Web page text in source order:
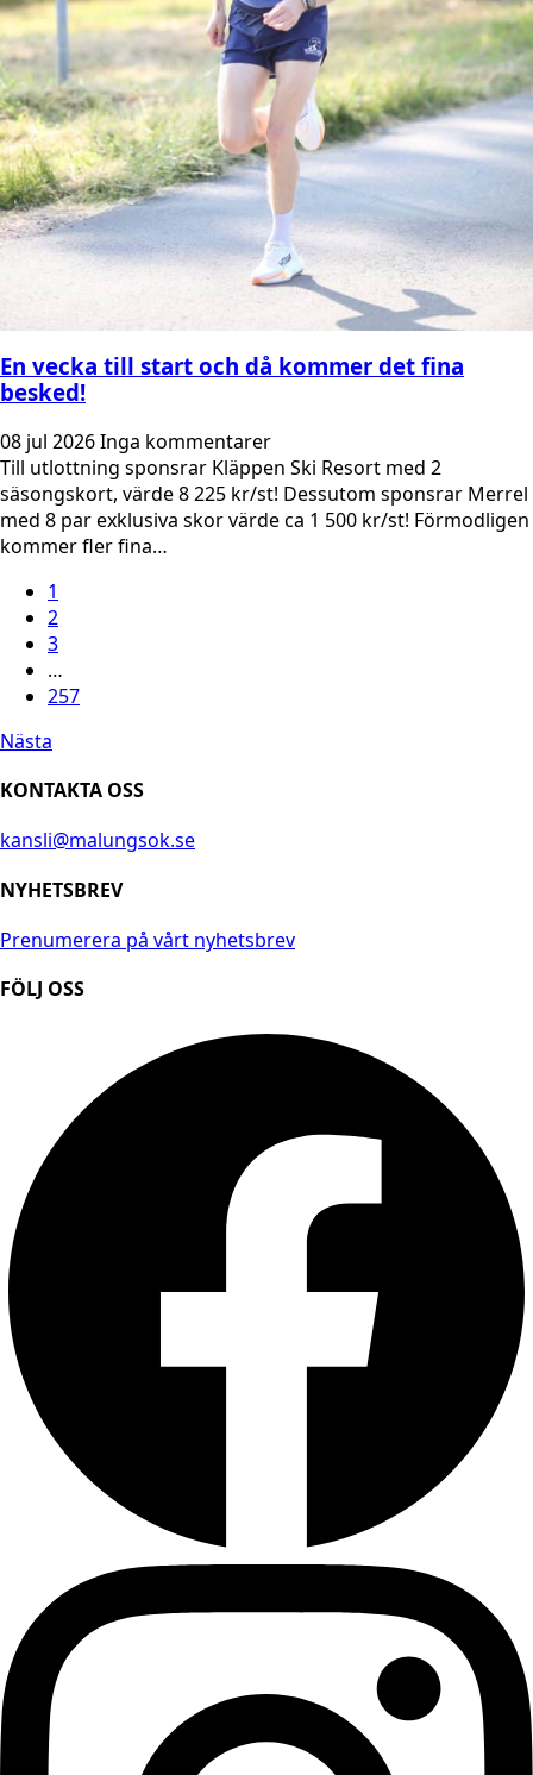
En vecka till start och då kommer det fina
besked!
08 jul 2026Inga kommentarer
Till utlottning sponsrar Kläppen Ski Resort med 2
säsongskort, värde 8 225 kr/st! Dessutom sponsrar Merrel
med 8 par exklusiva skor värde ca 1 500 kr/st! Förmodligen
kommer fler fina…
1
2
3
…
257
Nästa
KONTAKTA OSS
kansli@malungsok.se
NYHETSBREV
Prenumerera på vårt nyhetsbrev
FÖLJ OSS